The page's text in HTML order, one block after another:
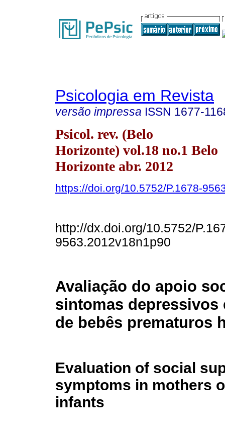
Psicologia em Revista
versão impressa ISSN 1677-
Psicol. rev. (Belo
Horizonte) vol.18 no.1 Belo
Horizonte abr. 2012
https://doi.org/10.5752/P.1678-
http://dx.doi.org/10.5752/
9563.2012v18n1p90
Avaliação do apoio
sintomas depressivos
de bebês prematuros
Evaluation of social
symptoms in mothers
infants